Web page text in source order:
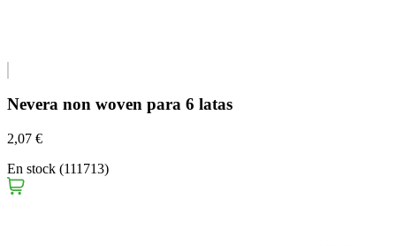
Nevera non woven para 6 latas
2,07 €
En stock (111713)